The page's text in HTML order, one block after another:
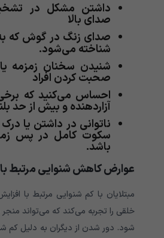
داشتن مشکل در
صدای بالا
صدای زنگ در گوش که
شناخته می‌‌‌‌‌‌‌‌‌‌‌‌‌‌‌‌‌‌‌‌‌‌‌‌‌‌‌‌‌‌‌‌‌‌‌‌‌شود.
شنیدن سخنان زمزمه
صحبت کردن افراد
احساس می‌‌‌‌‌‌‌‌‌‌‌‌‌‌‌‌‌‌‌‌‌‌‌‌‌‌‌‌‌‌‌‌‌‌‌‌‌کنید که
آزاردهنده و بیش از حد
ناتوانی در داشتن یا
سکوت کامل در پس
باشد.
عوارض کاهش شنوایی مرتبط
مبتلایان با کم شنوایی مرتبط با
خلقی را تجربه می‌‌‌‌‌‌‌‌‌‌‌‌‌‌‌‌‌‌‌‌‌‌‌‌‌‌‌‌‌‌‌‌‌‌‌‌‌کند که می‌‌‌‌‌‌‌‌‌‌‌‌‌‌‌‌‌‌‌‌‌‌‌‌‌‌‌‌‌‌‌‌‌‌‌‌‌تواند
شود. دور شدن از دیگران به دلیل کم